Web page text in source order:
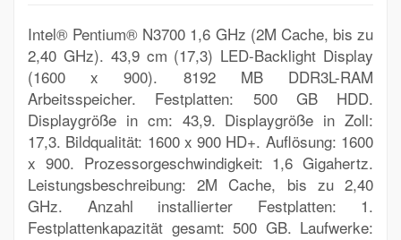
Intel® Pentium® N3700 1,6 GHz (2M Cache, bis zu
2,40 GHz). 43,9 cm (17,3) LED-Backlight Display
(1600 x 900). 8192 MB DDR3L-RAM
Arbeitsspeicher. Festplatten: 500 GB HDD.
Displaygröße in cm: 43,9. Displaygröße in Zoll:
17,3. Bildqualität: 1600 x 900 HD+. Auflösung: 1600
x 900. Prozessorgeschwindigkeit: 1,6 Gigahertz.
Leistungsbeschreibung: 2M Cache, bis zu 2,40
GHz. Anzahl installierter Festplatten: 1.
Festplattenkapazität gesamt: 500 GB. Laufwerke: